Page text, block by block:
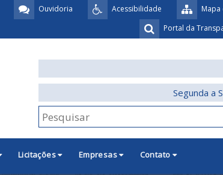
Mapa
Acessibilidade
Ouvidoria
Portal da
Segunda a
Licitações Empresas Contato